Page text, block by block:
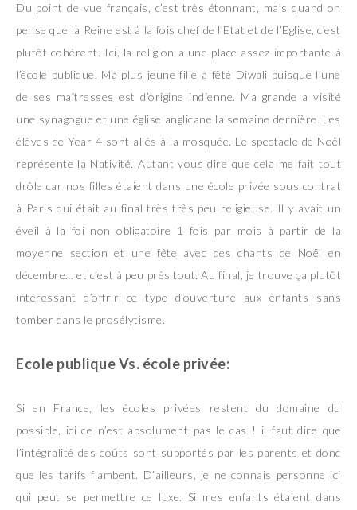
Du point de vue français, c’est très étonnant, mais quand on
pense que la Reine est à la fois chef de l’Etat et de l’Eglise, c’est
plutôt cohérent. Ici, la religion a une place assez importante à
l’école publique. Ma plus jeune fille a fêté Diwali puisque l’une
de ses maîtresses est d’origine indienne. Ma grande a visité
une synagogue et une église anglicane la semaine dernière. Les
élèves de Year 4 sont allés à la mosquée. Le spectacle de Noël
représente la Nativité. Autant vous dire que cela me fait tout
drôle car nos filles étaient dans une école privée sous contrat
à Paris qui était au final très très peu religieuse. Il y avait un
éveil à la foi non obligatoire 1 fois par mois à partir de la
moyenne section et une fête avec des chants de Noël en
décembre… et c’est à peu près tout. Au final, je trouve ça plutôt
intéressant d’offrir ce type d’ouverture aux enfants sans
tomber dans le prosélytisme.
Ecole publique Vs. école privée:
Si en France, les écoles privées restent du domaine du
possible, ici ce n’est absolument pas le cas ! il faut dire que
l’intégralité des coûts sont supportés par les parents et donc
que les tarifs flambent. D’ailleurs, je ne connais personne ici
qui peut se permettre ce luxe. Si mes enfants étaient dans